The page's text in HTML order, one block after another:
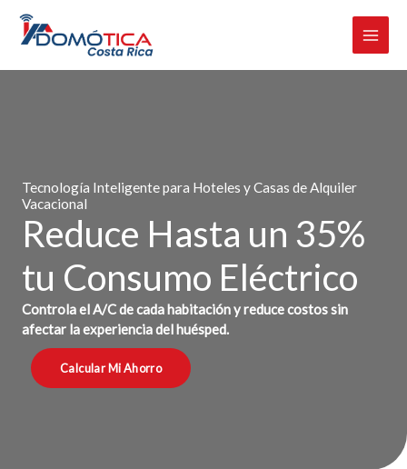
Omitir
Tecnología Inteligente para Hoteles y Casas de Alquiler
Vacacional
Reduce Hasta un 35%
tu Consumo Eléctrico
Controla el A/C de cada habitación y reduce costos sin
afectar la experiencia del huésped.
Calcular Mi Ahorro